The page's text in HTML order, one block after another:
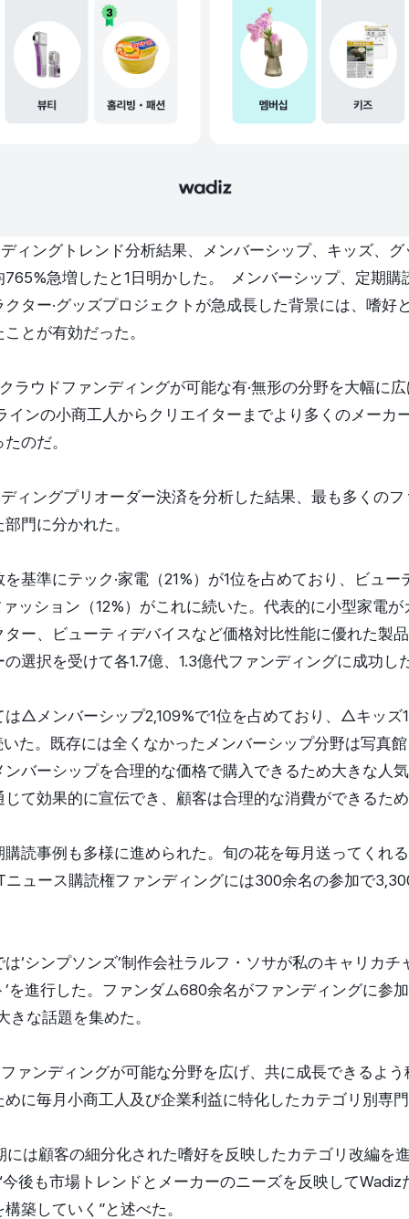
ィングトレンド分析結果、メンバーシップ、キッズ、
急増したと1日明かした。 メンバーシップ、定期購
ター·グッズプロジェクトが急成長した背景には、嗜好
ことが有効だった。
ラウドファンディングが可能な有·無形の分野を大幅に
インの小商工人からクリエイターまでより多くのメーカ
のだ。
ィングプリオーダー決済を分析した結果、最も多くの
門に分かれた。
基準にテック·家電（21%）が1位を占めており、ビュー
ッション（12%）がこれに続いた。代表的に小型家電
ー、ビューティデバイスなど価格対比性能に優れた製
選択を受けて各1.7億、1.3億代ファンディングに成功し
は△メンバーシップ2,109%で1位を占めており、△キッズ
た。既存には全くなかったメンバーシップ分野は写真
バーシップを合理的な価格で購入できるため大きな人
て効果的に宣伝でき、顧客は合理的な消費ができるた
読事例も多様に進められた。旬の花を毎月送ってくれ
ニュース購読権ファンディングには300余名の参加で
‘シンプソンズ’制作会社ラルフ・ソサが私のキャリカチ
を進行した。ファンダム680余名がファンディングに参
な話題を集めた。
ァンディングが可能な分野を広げ、共に成長できるよ
に毎月小商工人及び企業利益に特化したカテゴリ別専
には顧客の細分化された嗜好を反映したカテゴリ改編を
後も市場トレンドとメーカーのニーズを反映して
築していく”と述べた。